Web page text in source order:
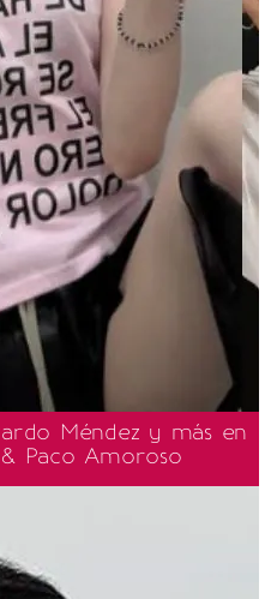
Méndez y más en
Paco Amoroso